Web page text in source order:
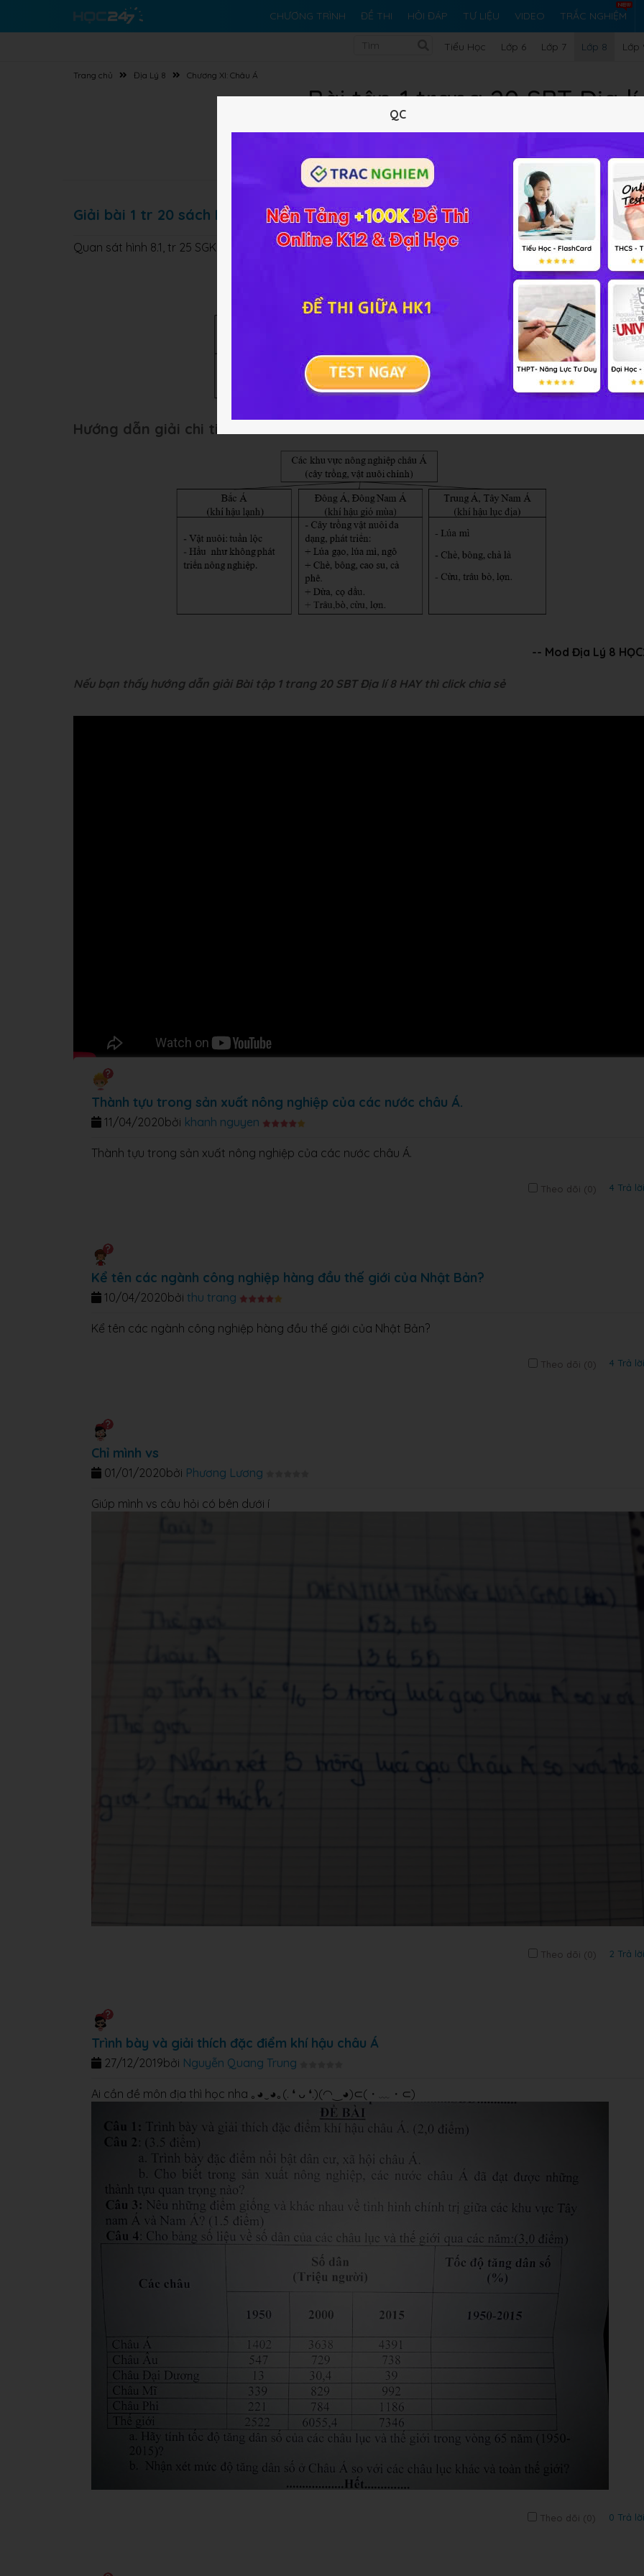
CHƯƠNG TRÌNH ĐỀ THI HỎI ĐÁP TƯ LIỆU VIDEO TRẮC NGHIỆM
Tiểu Học Lớp 6 Lớp 7 Lớp 8 Lớp
Trang chủ Địa Lý 8 Chương XI: Châu Á
Bài tập 1 trang 20 SBT Địa lí
10 trắc nghiệm
Lý thuyết 10Trắc nghiệm 9BT SGK 97FAQ
Giải bài 1 tr 20 sách BT Địa lớp 8
Quan sát hình 8.1, tr 25 SGK và dựa vào SGK hoàn thành sơ đồ dưới đây:
Hướng dẫn giải chi tiết bài 1
-- Mod Địa Lý 8
Nếu bạn thấy hướng dẫn giải Bài tập 1 trang 20 SBT Địa lí 8 HAY thì click chia sẻ
Thành tựu trong sản xuất nông nghiệp của các nước châu Á.
bởi khanh nguyen
11/04/2020
Thành tựu trong sản xuất nông nghiệp của các nước châu Á.
Theo dõi (0) 4 Trả lời
Kể tên các ngành công nghiệp hàng đầu thế giới của Nhật Bản?
bởi thu trang
10/04/2020
Kể tên các ngành công nghiệp hàng đầu thế giới của Nhật Bản?
Theo dõi (0) 4 Trả lời
Chỉ mình vs
bởi Phương Lương
01/01/2020
Giúp mình vs câu hỏi có bên dưới í
Theo dõi (0) 2 Trả lời
Trình bày và giải thích đặc điểm khí hậu châu Á
bởi Nguyễn Quang Trung
27/12/2019
Ai cần đề môn địa thì học nha ｡◕‿◕｡(. ❛ ᴗ ❛.)(◠‿◕)⊂(・﹏・⊂)
Theo dõi (0) 0 Trả lời
QC